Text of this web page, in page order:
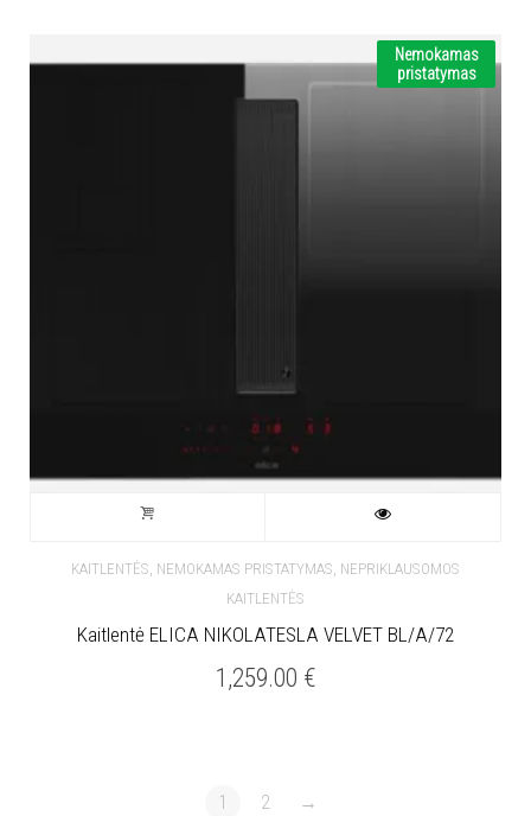
Nemokamas
pristatymas
KAITLENTĖS, NEMOKAMAS PRISTATYMAS, NEPRIKLAUSOMOS
KAITLENTĖS
Kaitlentė ELICA NIKOLATESLA VELVET BL/A/72
1,259.00 €
1 2 →